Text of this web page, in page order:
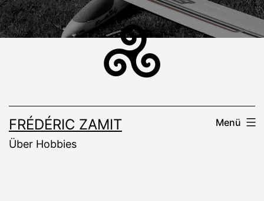
Zum
Inhalt
FRÉDÉRIC ZAMIT
Über Hobbies
Menü